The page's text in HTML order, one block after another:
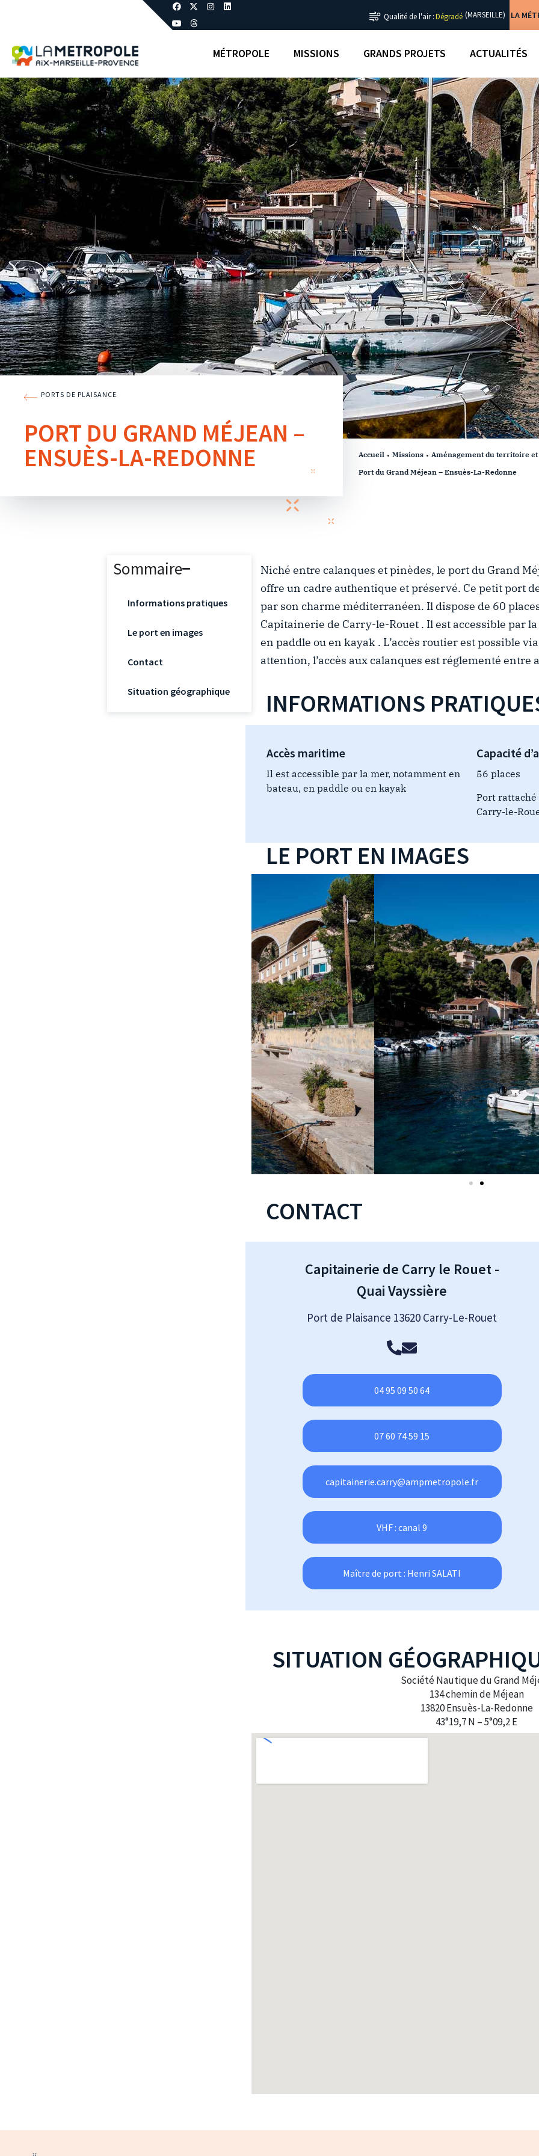
Qualité de l'air :Dégradé (MARSEILLE) LA
MÉTROPOLE MISSIONS GRANDS PROJETS ACTUALITÉS
PORTS DE PLAISANCE
PORT DU GRAND MÉJEAN –
ENSUÈS-LA-REDONNE
Accueil Missions
Aménagement du territoire
Port du Grand Méjean – Ensuès-La-Redonne
Sommaire
Informations pratiques
Le port en images
Contact
Situation géographique
Niché entre calanques et pinèdes, le port du Grand
offre un cadre authentique et préservé. Ce petit port
par son charme méditerranéen. Il dispose de 60
Capitainerie de Carry-le-Rouet . Il est accessible par
en paddle ou en kayak . L’accès routier est possible
attention, l’accès aux calanques est réglementé entre
INFORMATIONS
Accès maritime
Il est accessible par la mer, notamment en
bateau, en paddle ou en kayak
Capacité
56 places
Port
Carry-le-
LE PORT EN IMAGES
CONTACT
Capitainerie de Carry le Rouet -
Quai Vayssière
Port de Plaisance 13620 Carry-Le-Rouet
04 95 09 50 64
07 60 74 59 15
capitainerie.carry@ampmetropole.fr
VHF : canal 9
Maître de port : Henri SALATI
SITUATION
Société Nautique du Grand
134 chemin de Méjean
13820 Ensuès-La-Redonne
43°19,7 N – 5°09,2 E